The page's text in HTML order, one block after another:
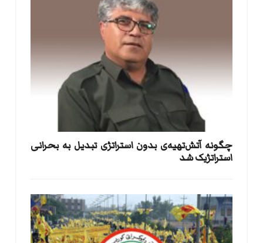
​چگونه آتش‌تهیه‌ی بدون استراتژی تبدیل به بحرانی
استراتژیک شد